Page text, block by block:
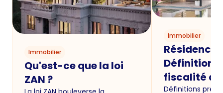
Immobilier
Qu'est-ce que la loi
ZAN ?
Immobilier
Résidence
Définition
fiscalité
Définitions